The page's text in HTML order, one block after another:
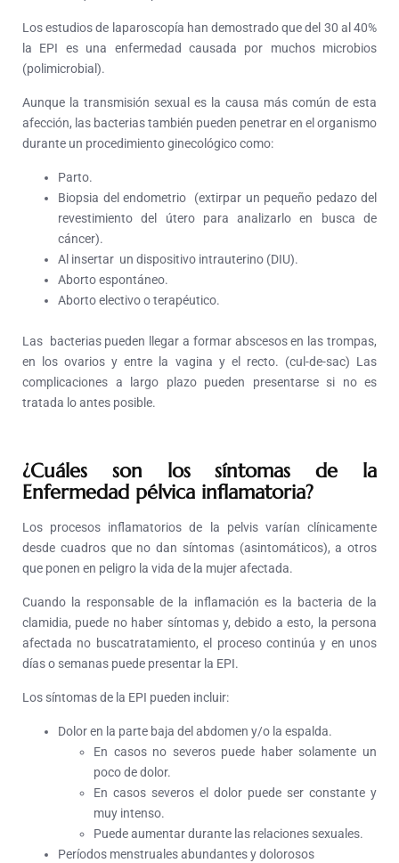
Los estudios de laparoscopía han demostrado que del 30 al 40%
la EPI es una enfermedad causada por muchos microbios
(polimicrobial).
Aunque la transmisión sexual es la causa más común de esta
afección, las bacterias también pueden penetrar en el organismo
durante un procedimiento ginecológico como:
Parto.
Biopsia del endometrio (extirpar un pequeño pedazo del
revestimiento del útero para analizarlo en busca de
cáncer).
Al insertar un dispositivo intrauterino (DIU).
Aborto espontáneo.
Aborto electivo o terapéutico.
Las bacterias pueden llegar a formar abscesos en las trompas,
en los ovarios y entre la vagina y el recto. (cul-de-sac) Las
complicaciones a largo plazo pueden presentarse si no es
tratada lo antes posible.
¿Cuáles son los síntomasde la
Enfermedad pélvica inflamatoria?
Los procesos inflamatorios de la pelvis varían clínicamente
desde cuadros que no dan síntomas (asintomáticos), a otros
que ponen en peligro la vida de la mujer afectada.
Cuando la responsable de la inflamación es la bacteria de la
clamidia, puede no haber síntomas y, debido a esto, la persona
afectada no buscatratamiento, el proceso continúa y en unos
días o semanas puede presentar la EPI.
Los síntomas de la EPI pueden incluir:
Dolor en la parte baja del abdomen y/o la espalda.
En casos no severos puede haber solamente un
poco de dolor.
En casos severos el dolor puede ser constante y
muy intenso.
Puede aumentar durante las relaciones sexuales.
Períodos menstruales abundantes y dolorosos